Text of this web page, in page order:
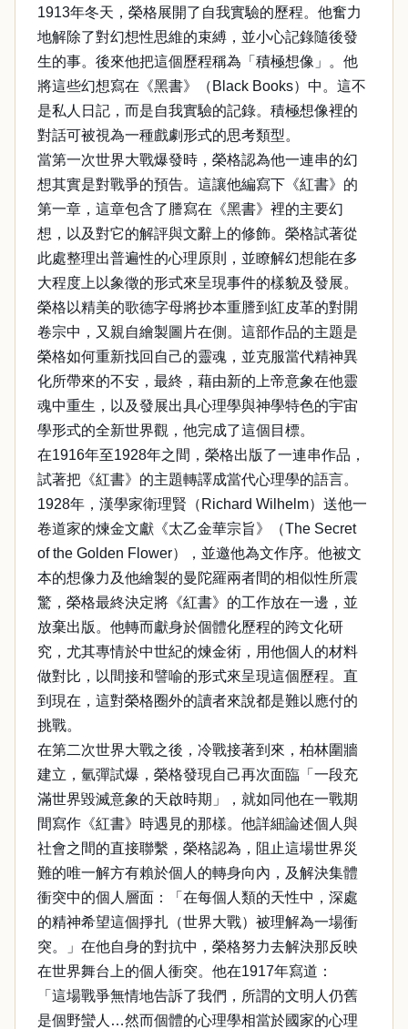
1913年冬天，榮格展開了自我實驗的歷程。他奮力
地解除了對幻想性思維的束縛，並小心記錄隨後發
生的事。後來他把這個歷程稱為「積極想像」。他
將這些幻想寫在《黑書》（Black Books）中。這不
是私人日記，而是自我實驗的記錄。積極想像裡的
對話可被視為一種戲劇形式的思考類型。
當第一次世界大戰爆發時，榮格認為他一連串的幻
想其實是對戰爭的預告。這讓他編寫下《紅書》的
第一章，這章包含了謄寫在《黑書》裡的主要幻
想，以及對它的解評與文辭上的修飾。榮格試著從
此處整理出普遍性的心理原則，並瞭解幻想能在多
大程度上以象徵的形式來呈現事件的樣貌及發展。
榮格以精美的歌德字母將抄本重謄到紅皮革的對開
卷宗中，又親自繪製圖片在側。這部作品的主題是
榮格如何重新找回自己的靈魂，並克服當代精神異
化所帶來的不安，最終，藉由新的上帝意象在他靈
魂中重生，以及發展出具心理學與神學特色的宇宙
學形式的全新世界觀，他完成了這個目標。
在1916年至1928年之間，榮格出版了一連串作品，
試著把《紅書》的主題轉譯成當代心理學的語言。
1928年，漢學家衛理賢（Richard Wilhelm）送他一
卷道家的煉金文獻《太乙金華宗旨》（The Secret
of the Golden Flower），並邀他為文作序。他被文
本的想像力及他繪製的曼陀羅兩者間的相似性所震
驚，榮格最終決定將《紅書》的工作放在一邊，並
放棄出版。他轉而獻身於個體化歷程的跨文化研
究，尤其專情於中世紀的煉金術，用他個人的材料
做對比，以間接和譬喻的形式來呈現這個歷程。直
到現在，這對榮格圈外的讀者來說都是難以應付的
挑戰。
在第二次世界大戰之後，冷戰接著到來，柏林圍牆
建立，氫彈試爆，榮格發現自己再次面臨「一段充
滿世界毀滅意象的天啟時期」，就如同他在一戰期
間寫作《紅書》時遇見的那樣。他詳細論述個人與
社會之間的直接聯繫，榮格認為，阻止這場世界災
難的唯一解方有賴於個人的轉身向內，及解決集體
衝突中的個人層面：「在每個人類的天性中，深處
的精神希望這個掙扎（世界大戰）被理解為一場衝
突。」在他自身的對抗中，榮格努力去解決那反映
在世界舞台上的個人衝突。他在1917年寫道：
「這場戰爭無情地告訴了我們，所謂的文明人仍舊
是個野蠻人…然而個體的心理學相當於國家的心理